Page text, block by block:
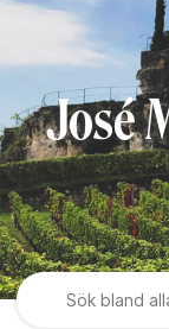
José